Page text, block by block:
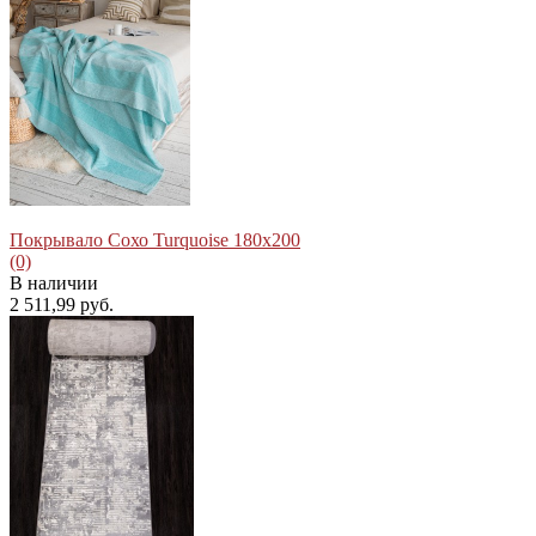
избранное сравнить
Покрывало Сохо Turquoise 180x200
(0)
В наличии
2 511,99 руб.